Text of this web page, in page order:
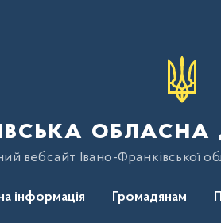
обласна
вебсайт Івано-Франківської
інформація Громадянам